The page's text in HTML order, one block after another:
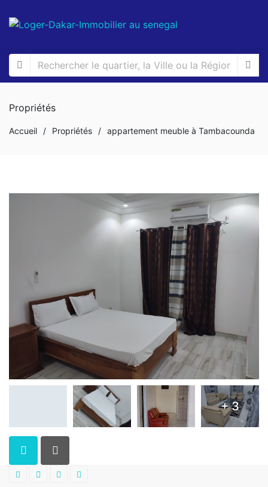
Propriétés
Accueil / Propriétés / appartement meuble à Tambacounda
+ 3